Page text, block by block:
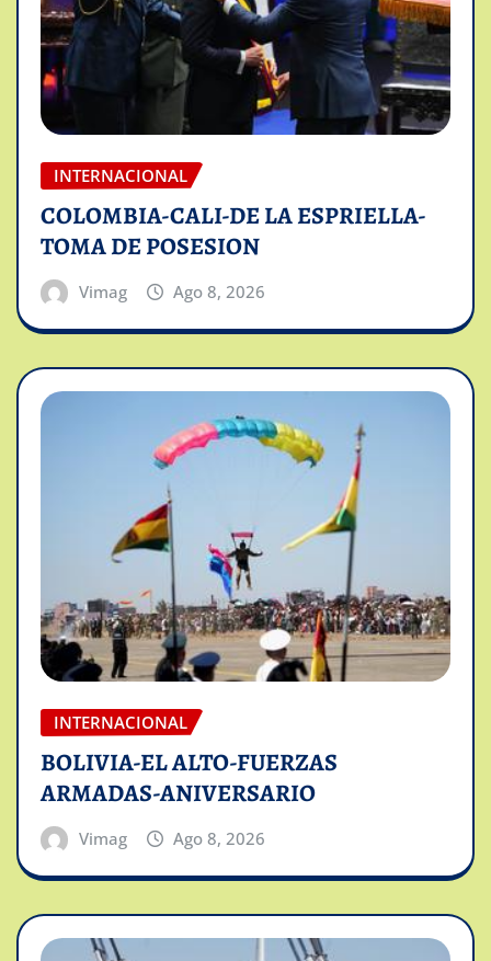
INTERNACIONAL
COLOMBIA-CALI-DE LA ESPRIELLA-
TOMA DE POSESION
Vimag Ago 8, 2026
INTERNACIONAL
BOLIVIA-EL ALTO-FUERZAS
ARMADAS-ANIVERSARIO
Vimag Ago 8, 2026